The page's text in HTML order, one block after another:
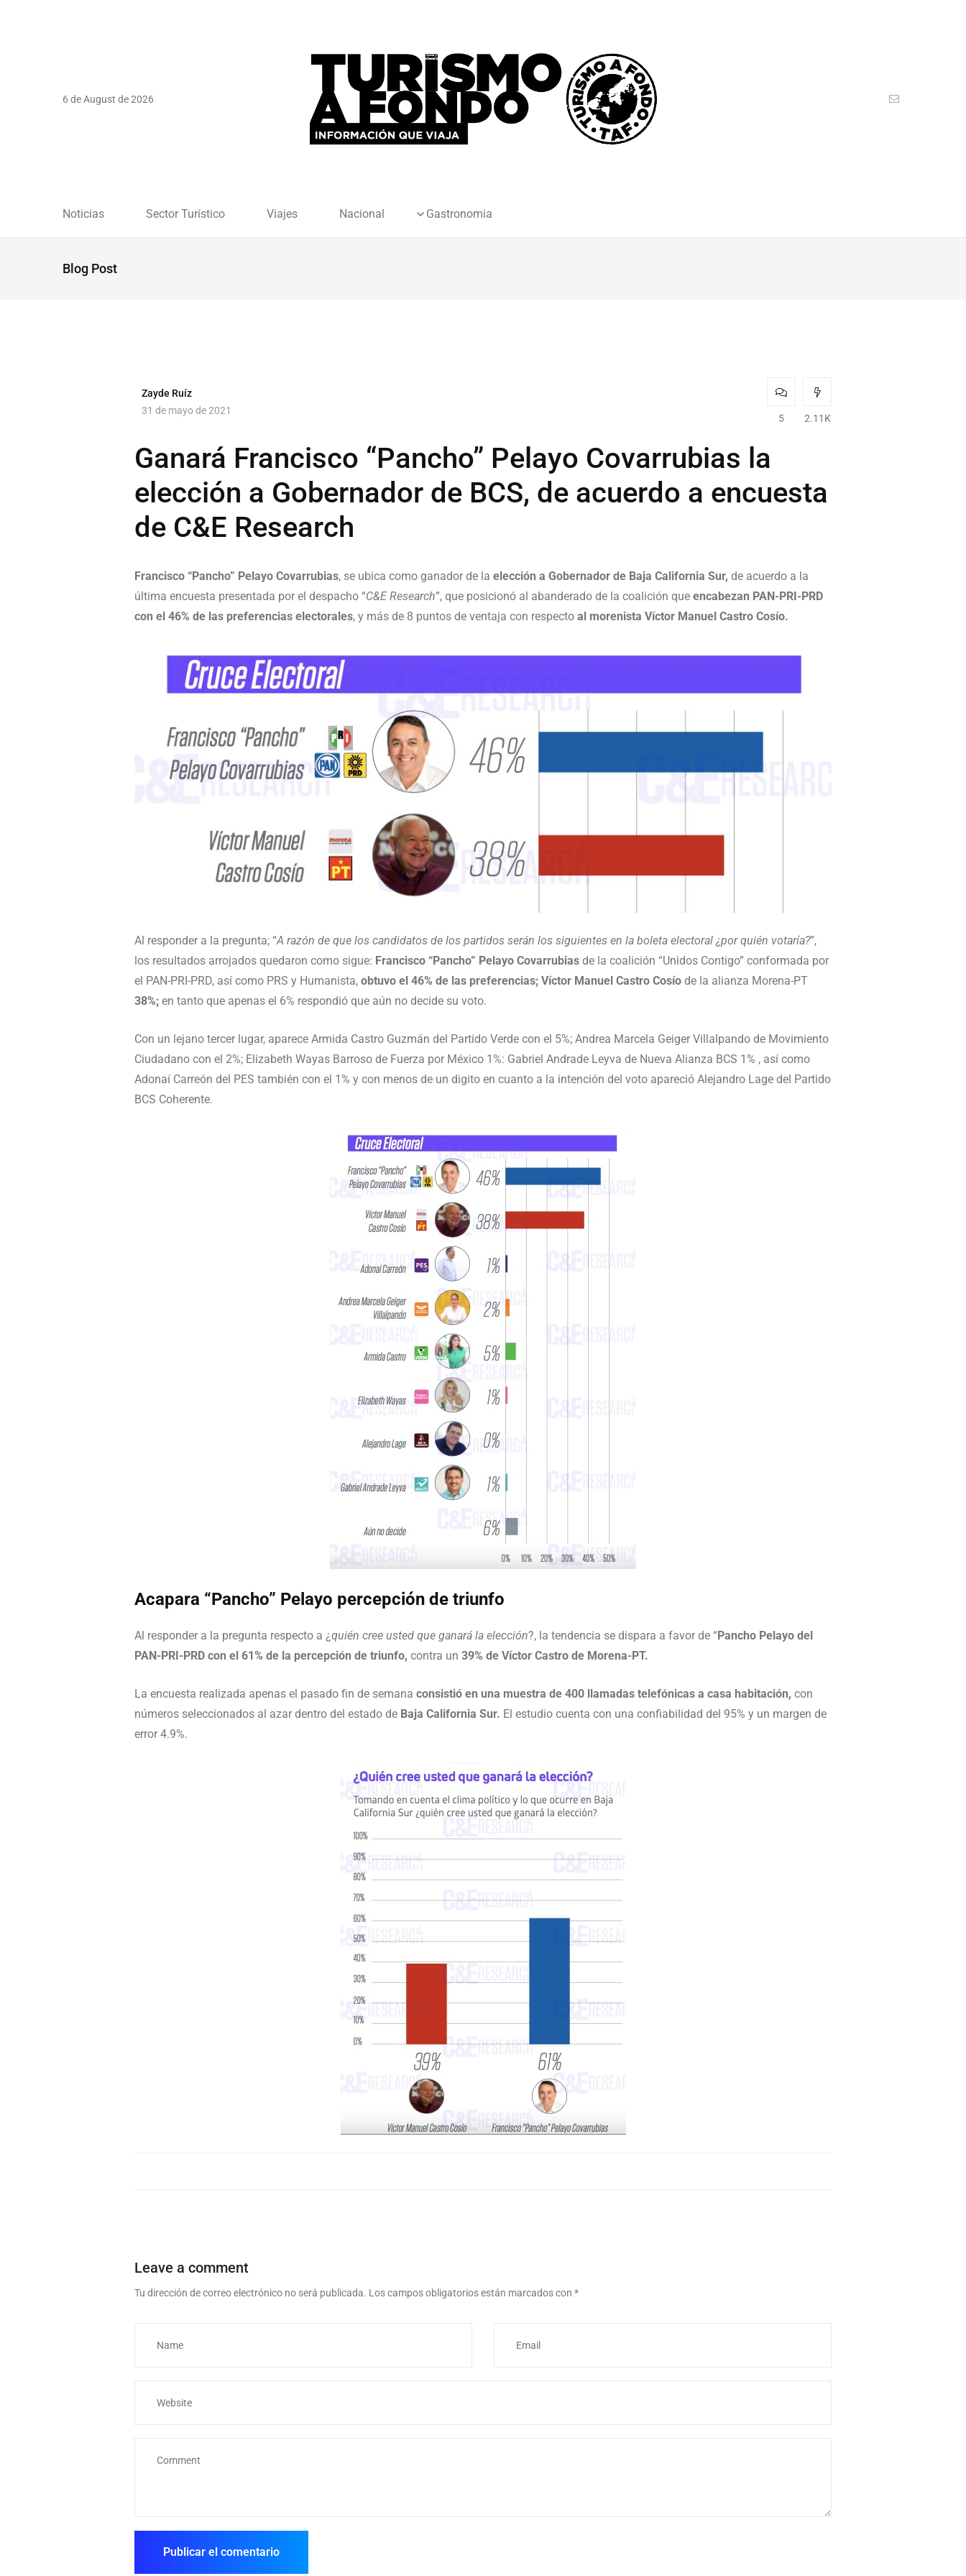
6 de August de 2026
Noticias Sector Turístico Viajes Nacional Gastronomia
Blog Post
Zayde Ruíz
31 de mayo de 2021
5 2.11K
Ganará Francisco “Pancho” Pelayo Covarrubias la
elección a Gobernador de BCS, de acuerdo a encuesta
de C&E Research
Francisco “Pancho” Pelayo Covarrubias, se ubica como ganador de la elección a Gobernador de Baja California Sur, de acuerdo a la
última encuesta presentada por el despacho “C&E Research”, que posicionó al abanderado de la coalición que encabezan PAN-PRI-PRD
con el 46% de las preferencias electorales, y más de 8 puntos de ventaja con respecto al morenista Víctor Manuel Castro Cosío.
Al responder a la pregunta; “A razón de que los candidatos de los partidos serán los siguientes en la boleta electoral ¿por quién votaría?”,
los resultados arrojados quedaron como sigue: Francisco “Pancho” Pelayo Covarrubias de la coalición “Unidos Contigo” conformada por
el PAN-PRI-PRD, así como PRS y Humanista, obtuvo el 46% de las preferencias; Víctor Manuel Castro Cosío de la alianza Morena-PT
38%; en tanto que apenas el 6% respondió que aún no decide su voto.
Con un lejano tercer lugar, aparece Armida Castro Guzmán del Partido Verde con el 5%; Andrea Marcela Geiger Villalpando de Movimiento
Ciudadano con el 2%; Elizabeth Wayas Barroso de Fuerza por México 1%: Gabriel Andrade Leyva de Nueva Alianza BCS 1% , así como
Adonaí Carreón del PES también con el 1% y con menos de un digito en cuanto a la intención del voto apareció Alejandro Lage del Partido
BCS Coherente.
Acapara “Pancho” Pelayo percepción de triunfo
Al responder a la pregunta respecto a ¿quién cree usted que ganará la elección?, la tendencia se dispara a favor de “Pancho Pelayo del
PAN-PRI-PRD con el 61% de la percepción de triunfo, contra un 39% de Víctor Castro de Morena-PT.
La encuesta realizada apenas el pasado fin de semana consistió en una muestra de 400 llamadas telefónicas a casa habitación, con
números seleccionados al azar dentro del estado de Baja California Sur. El estudio cuenta con una confiabilidad del 95% y un margen de
error 4.9%.
Leave a comment
Tu dirección de correo electrónico no será publicada. Los campos obligatorios están marcados con *